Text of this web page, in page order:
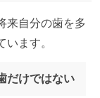
来自分の歯を多
ます。
だけではない